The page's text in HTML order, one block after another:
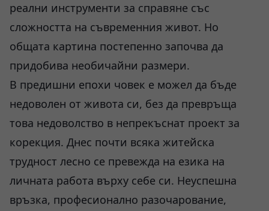
реални инструменти за справяне със
сложността на съвременния живот. Но
общата картина постепенно започва да
придобива необичайни размери.
В предишни епохи човек е можел да бъде
недоволен от живота си, без да превръща
това недоволство в непрекъснат проект за
корекция. Днес почти всяка житейска
трудност лесно се превежда на езика на
личната работа върху себе си. Неуспешна
връзка, професионално разочарование,